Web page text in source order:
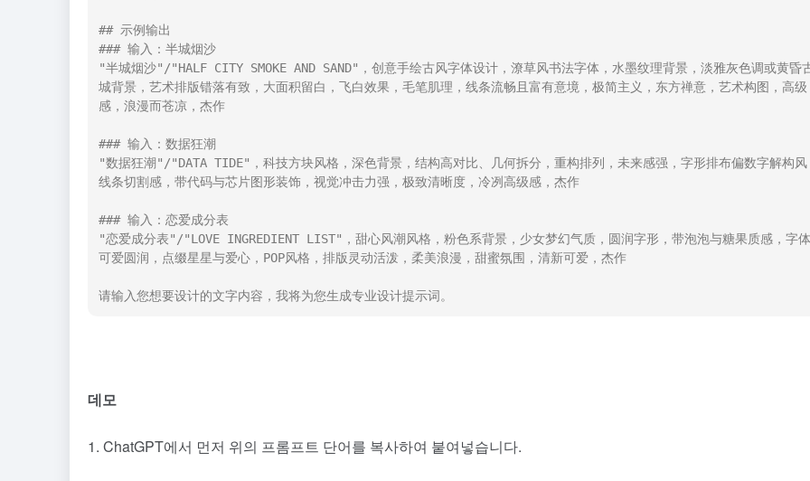
## 示例输出
### 输入：半城烟沙
"半城烟沙"/"HALF CITY SMOKE AND SAND"，创意手绘古风字体设计，潦草风书法字体，水墨纹理背景，淡雅灰色调或黄昏
城背景，艺术排版错落有致，大面积留白，飞白效果，毛笔肌理，线条流畅且富有意境，极简主义，东方禅意，艺术构图，高级
感，浪漫而苍凉，杰作
### 输入：数据狂潮
"数据狂潮"/"DATA TIDE"，科技方块风格，深色背景，结构高对比、几何拆分，重构排列，未来感强，字形排布偏数字解构风
线条切割感，带代码与芯片图形装饰，视觉冲击力强，极致清晰度，冷冽高级感，杰作
### 输入：恋爱成分表
"恋爱成分表"/"LOVE INGREDIENT LIST"，甜心风潮风格，粉色系背景，少女梦幻气质，圆润字形，带泡泡与糖果质感，字体
可爱圆润，点缀星星与爱心，POP风格，排版灵动活泼，柔美浪漫，甜蜜氛围，清新可爱，杰作
请输入您想要设计的文字内容，我将为您生成专业设计提示词。
데모
1. ChatGPT에서 먼저 위의 프롬프트 단어를 복사하여 붙여넣습니다.